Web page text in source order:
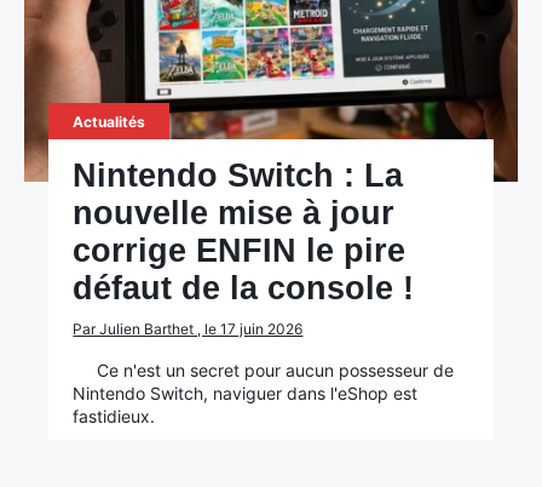
Actualités
Nintendo Switch : La
nouvelle mise à jour
corrige ENFIN le pire
défaut de la console !
Par Julien Barthet , le 17 juin 2026
Ce n'est un secret pour aucun possesseur de
Nintendo Switch, naviguer dans l'eShop est
fastidieux.